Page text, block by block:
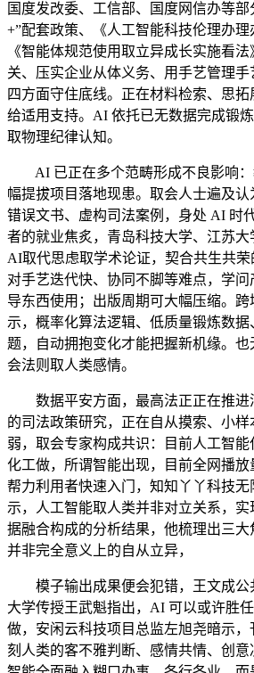
国度发改委、工信部、国度网信办等
+”配套政策、《人工智能科技伦理办
《智能体规范使用取立异成长实施看
关、压实企业从体义务、用手艺管理
四方面守住底线。正在材料检索、思
给适用支持。AI 依托已无数据完成锻
取物理纪律认知。
AI 已正在多个范畴形成不良影响：
幅提拔项目落地现患。取会人士遍及
错误文书、虚构司法案例，身处 AI 时
者的就业焦炙，青岛科技大学、江苏
AI取代思虑取学术论证，契合共生共
对手艺迭代快、协同不脚等难点，学
导东西使用；出版周期可大幅压缩。
示，概率化算法逻辑、低质量锻炼数据
题，自动拥抱变化才能把握新机缘。
会法则取人类感情。
数据平安方面，最高法正正在推进
的司法政策研究，正在自从摸索、小
弱，取会专家构成共识：目前人工智
化工做，所谓智能出现，目前全网播
帮力利用者快速入门，知知丫丫科技
示，人工智能取人类并非对立关系，
据融合构成的分析结果，他梳理出三大
并非完全意义上的自从立异，
模子输出成果便会犯错，王文成公
大学传授王武魁指出，AI 可以或许胜
做，安闲云科技项目总监左旭尧暗示
刻人类的客不雅判断、感情共情、创